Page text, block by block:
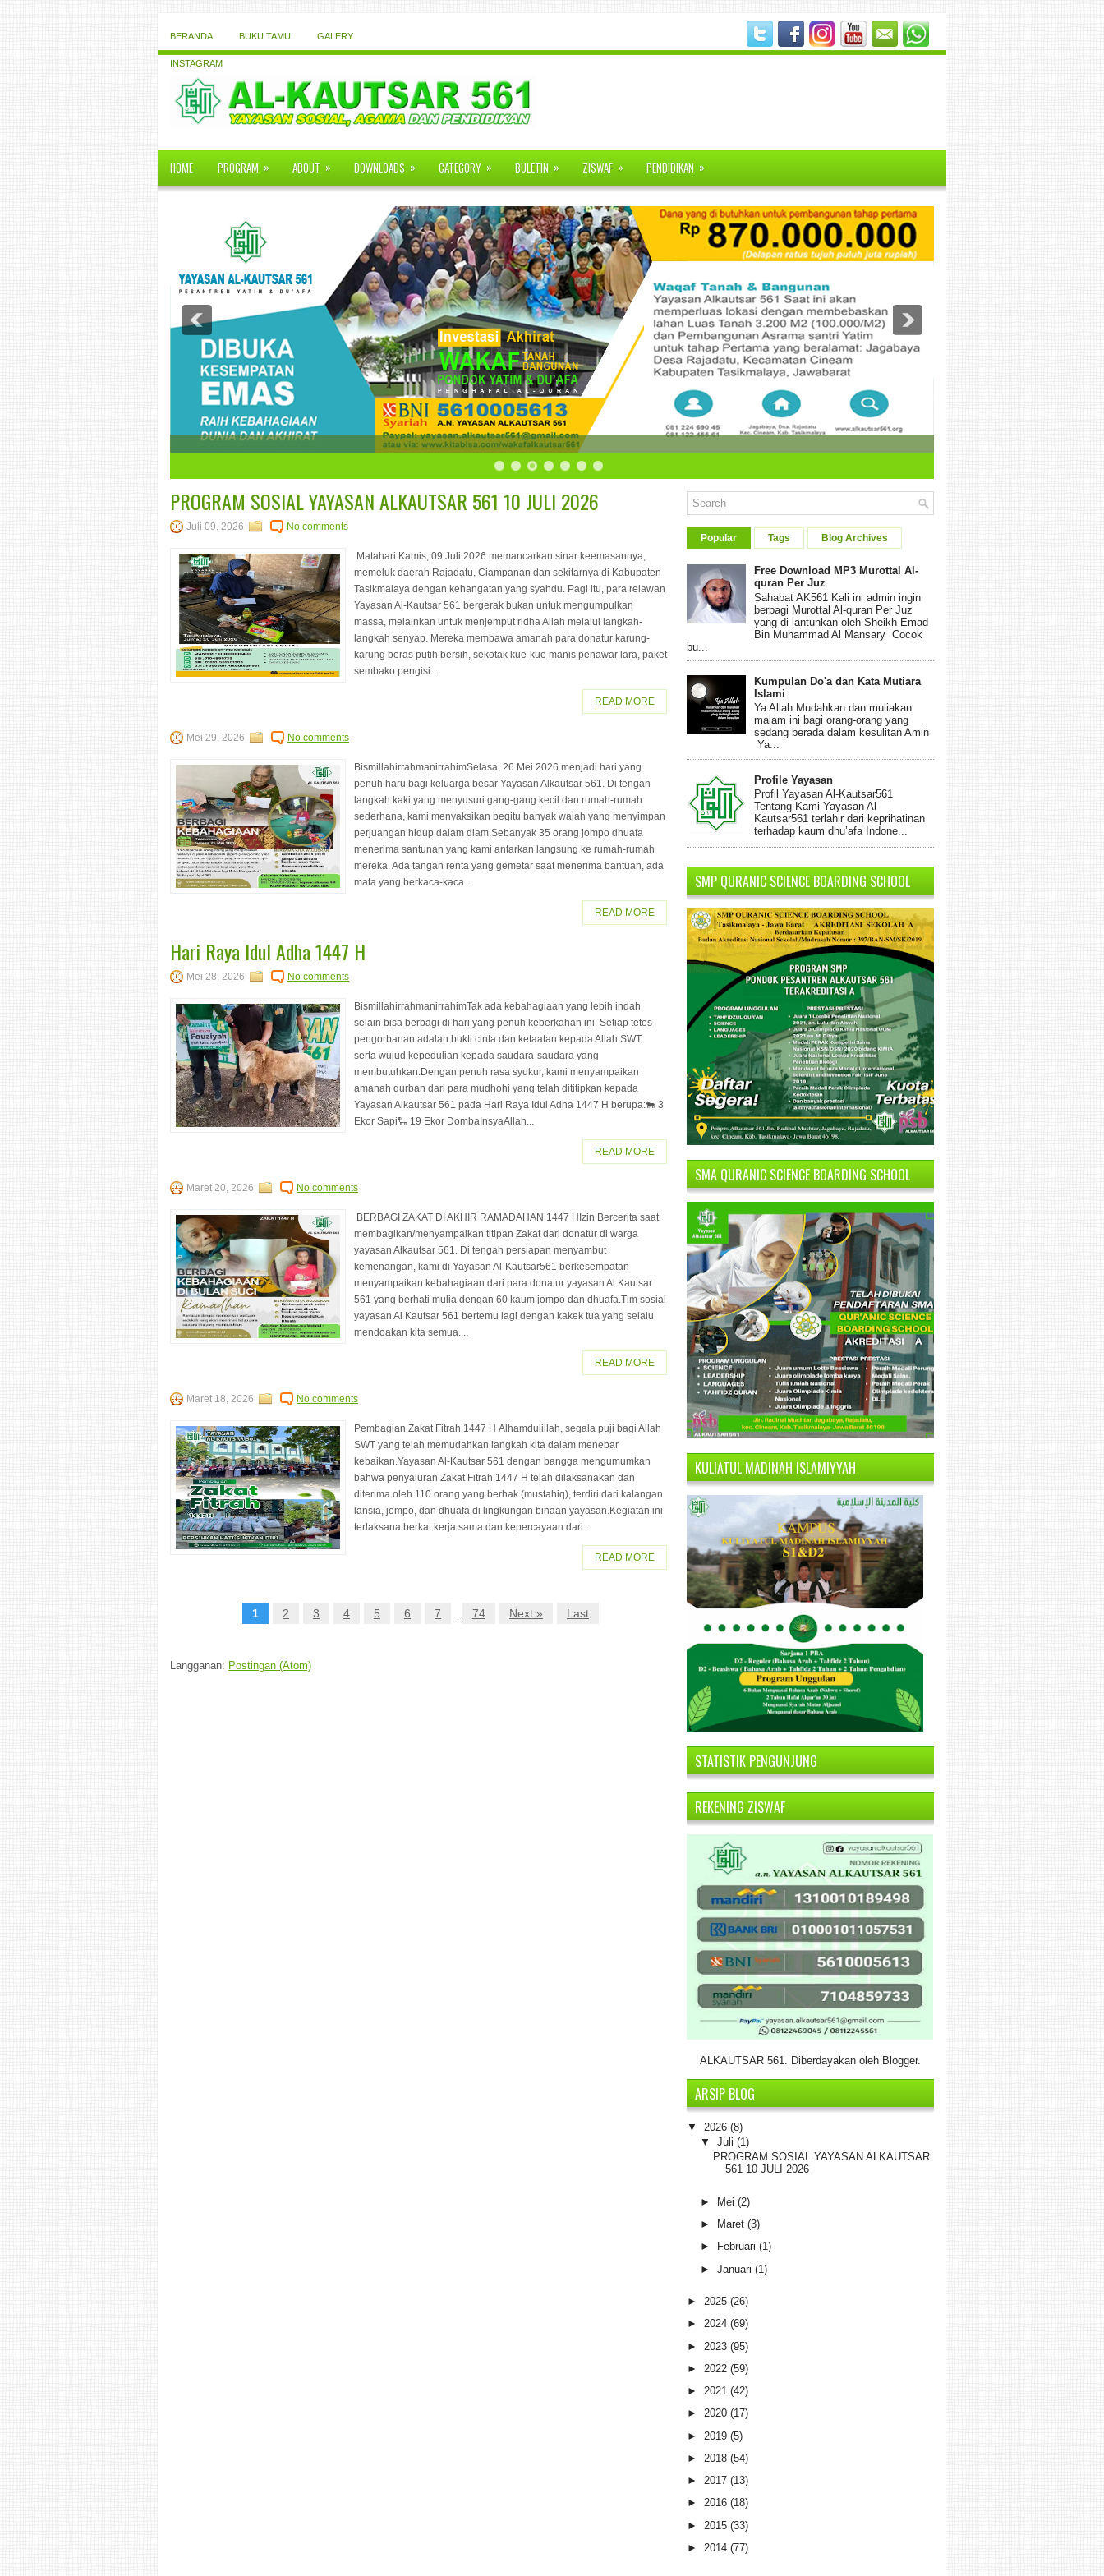
BERANDA BUKU TAMU GALERY
INSTAGRAM
HOME PROGRAM » ABOUT » DOWNLOADS » CATEGORY » BULETIN » ZISWAF » PENDIDIKAN »
PROGRAM SOSIAL YAYASAN ALKAUTSAR 561 10 JULI 2026
Juli 09, 2026 No comments
Matahari Kamis, 09 Juli 2026 memancarkan sinar keemasannya,
memeluk daerah Rajadatu, Ciampanan dan sekitarnya di Kabupaten
Tasikmalaya dengan kehangatan yang syahdu. Pagi itu, para relawan
Yayasan Al-Kautsar 561 bergerak bukan untuk mengumpulkan
massa, melainkan untuk menjemput ridha Allah melalui langkah-
langkah senyap. Mereka membawa amanah para donatur karung-
karung beras putih bersih, sekotak kue-kue manis penawar lara, paket
sembako pengisi...
READ MORE
Mei 29, 2026 No comments
BismillahirrahmanirrahimSelasa, 26 Mei 2026 menjadi hari yang
penuh haru bagi keluarga besar Yayasan Alkautsar 561. Di tengah
langkah kaki yang menyusuri gang-gang kecil dan rumah-rumah
sederhana, kami menyaksikan begitu banyak wajah yang menyimpan
perjuangan hidup dalam diam.Sebanyak 35 orang jompo dhuafa
menerima santunan yang kami antarkan langsung ke rumah-rumah
mereka. Ada tangan renta yang gemetar saat menerima bantuan, ada
mata yang berkaca-kaca...
READ MORE
Hari Raya Idul Adha 1447 H
Mei 28, 2026 No comments
BismillahirrahmanirrahimTak ada kebahagiaan yang lebih indah
selain bisa berbagi di hari yang penuh keberkahan ini. Setiap tetes
pengorbanan adalah bukti cinta dan ketaatan kepada Allah SWT,
serta wujud kepedulian kepada saudara-saudara yang
membutuhkan.Dengan penuh rasa syukur, kami menyampaikan
amanah qurban dari para mudhohi yang telah dititipkan kepada
Yayasan Alkautsar 561 pada Hari Raya Idul Adha 1447 H berupa:🐄 3
Ekor Sapi🐑 19 Ekor DombaInsyaAllah...
READ MORE
Maret 20, 2026 No comments
BERBAGI ZAKAT DI AKHIR RAMADAHAN 1447 HIzin Bercerita saat
membagikan/menyampaikan titipan Zakat dari donatur di warga
yayasan Alkautsar 561. Di tengah persiapan menyambut
kemenangan, kami di Yayasan Al-Kautsar561 berkesempatan
menyampaikan kebahagiaan dari para donatur yayasan Al Kautsar
561 yang berhati mulia dengan 60 kaum jompo dan dhuafa.Tim sosial
yayasan Al Kautsar 561 bertemu lagi dengan kakek tua yang selalu
mendoakan kita semua....
READ MORE
Maret 18, 2026 No comments
Pembagian Zakat Fitrah 1447 H Alhamdulillah, segala puji bagi Allah
SWT yang telah memudahkan langkah kita dalam menebar
kebaikan.Yayasan Al-Kautsar 561 dengan bangga mengumumkan
bahwa penyaluran Zakat Fitrah 1447 H telah dilaksanakan dan
diterima oleh 110 orang yang berhak (mustahiq), terdiri dari kalangan
lansia, jompo, dan dhuafa di lingkungan binaan yayasan.Kegiatan ini
terlaksana berkat kerja sama dan kepercayaan dari...
READ MORE
1 2 3 4 5 6 7 74 Next » Last
Langganan: Postingan (Atom)
Popular Tags Blog Archives
Free Download MP3 Murottal Al-
quran Per Juz
Sahabat AK561 Kali ini admin ingin
berbagi Murottal Al-quran Per Juz
yang di lantunkan oleh Sheikh Emad
Bin Muhammad Al Mansary Cocok
bu...
Kumpulan Do'a dan Kata Mutiara
Islami
Ya Allah Mudahkan dan muliakan
malam ini bagi orang-orang yang
sedang berada dalam kesulitan Amin
Ya...
Profile Yayasan
Profil Yayasan Al-Kautsar561
Tentang Kami Yayasan Al-
Kautsar561 terlahir dari keprihatinan
terhadap kaum dhu’afa Indone...
SMP QURANIC SCIENCE BOARDING SCHOOL
SMA QURANIC SCIENCE BOARDING SCHOOL
KULIATUL MADINAH ISLAMIYYAH
STATISTIK PENGUNJUNG
REKENING ZISWAF
ALKAUTSAR 561. Diberdayakan oleh Blogger.
ARSIP BLOG
▼ 2026 (8)
▼ Juli (1)
PROGRAM SOSIAL YAYASAN ALKAUTSAR
561 10 JULI 2026
► Mei (2)
►
Maret (3)
►
Februari (1)
► Januari (1)
► 2025 (26)
► 2024 (69)
► 2023 (95)
► 2022 (59)
► 2021 (42)
► 2020 (17)
► 2019 (5)
► 2018 (54)
► 2017 (13)
► 2016 (18)
► 2015 (33)
► 2014 (77)